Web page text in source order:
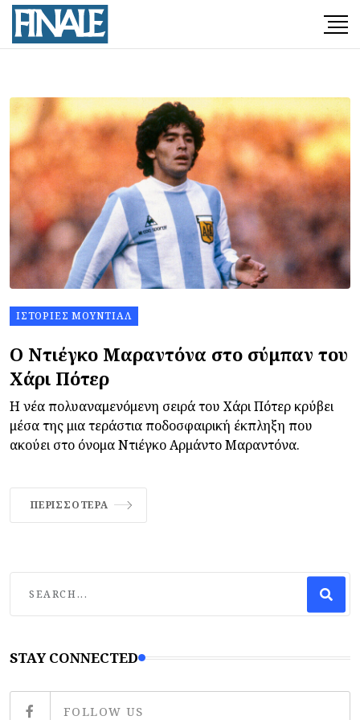
ΙΣΤΟΡΊΕΣ ΜΟΥΝΤΙΆΛ
Ο Ντιέγκο Μαραντόνα στο σύμπαν του
Χάρι Πότερ
Η νέα πολυαναμενόμενη σειρά του Χάρι Πότερ κρύβει
μέσα της μια τεράστια ποδοσφαιρική έκπληξη που
ακούει στο όνομα Ντιέγκο Αρμάντο Μαραντόνα.
ΠΕΡΙΣΣΌΤΕΡΑ
STAY CONNECTED
FOLLOW US